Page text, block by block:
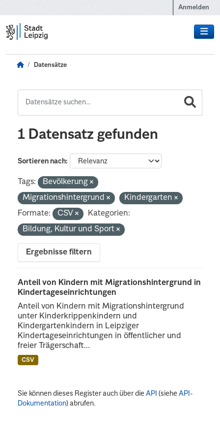
Anmelden
Datensätze
1 Datensatz gefunden
Sortieren nach
Tags:
Bevölkerung
Migrationshintergrund
Kindergarten
Formate:
CSV
Kategorien:
Bildung, Kultur und Sport
Ergebnisse filtern
Anteil von Kindern mit Migrationshintergrund in
Kindertageseinrichtungen
Anteil von Kindern mit Migrationshintergrund
unter Kinderkrippenkindern und
Kindergartenkindern in Leipziger
Kindertageseinrichtungen in öffentlicher und
freier Trägerschaft...
CSV
Sie können dieses Register auch über dieAPI (sieheAPI-
Dokumentation) abrufen.